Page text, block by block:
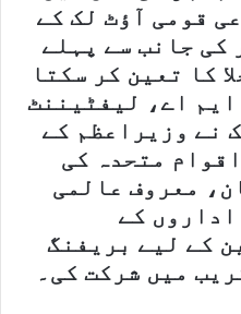
قومی آؤٹ لک کے
کی جانب سے پہلے
کا تعین کر سکتا
اے، لیفٹیننٹ
نے وزیراعظم کے
متحدہ کی
معروف عالمی
کے
کے لیے بریفنگ
میں شرکت کی۔